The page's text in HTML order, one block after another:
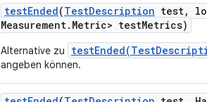
testEnded(TestDescription test,
Measurement. Metric> testMetrics)
Alternative zu
angeben können.